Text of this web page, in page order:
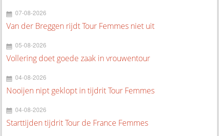
07-08-2026
Van der Breggen rijdt Tour Femmes niet uit
05-08-2026
Vollering doet goede zaak in vrouwentour
04-08-2026
Nooijen nipt geklopt in tijdrit Tour Femmes
04-08-2026
Starttijden tijdrit Tour de France Femmes